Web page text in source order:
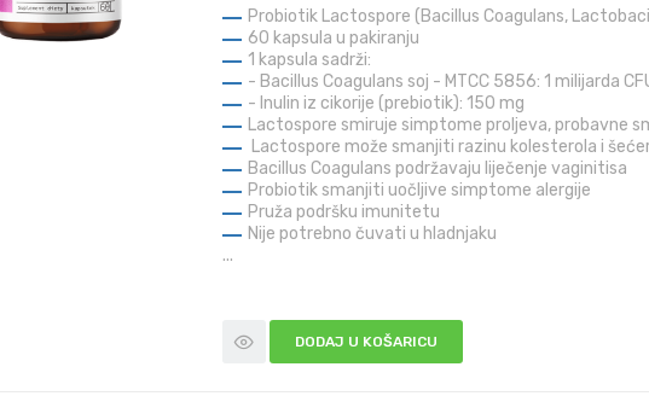
Probiotik Lactospore (Bacillus Coagulans,
60 kapsula u pakiranju
1 kapsula sadrži:
- Bacillus Coagulans soj - MTCC 5856: 1 milijarda
- Inulin iz cikorije (prebiotik): 150 mg
Lactospore smiruje simptome proljeva, probavne
Lactospore može smanjiti razinu kolesterola i
Bacillus Coagulans podržavaju liječenje vaginitisa
Probiotik smanjiti uočljive simptome alergije
Pruža podršku imunitetu
Nije potrebno čuvati u hladnjaku
...
DODAJ U KOŠARICU